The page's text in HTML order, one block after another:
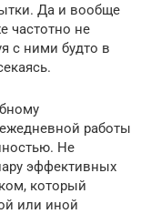
Да и вообще
частотно не
с ними будто в
работы
Не
эффективных
который
или иной